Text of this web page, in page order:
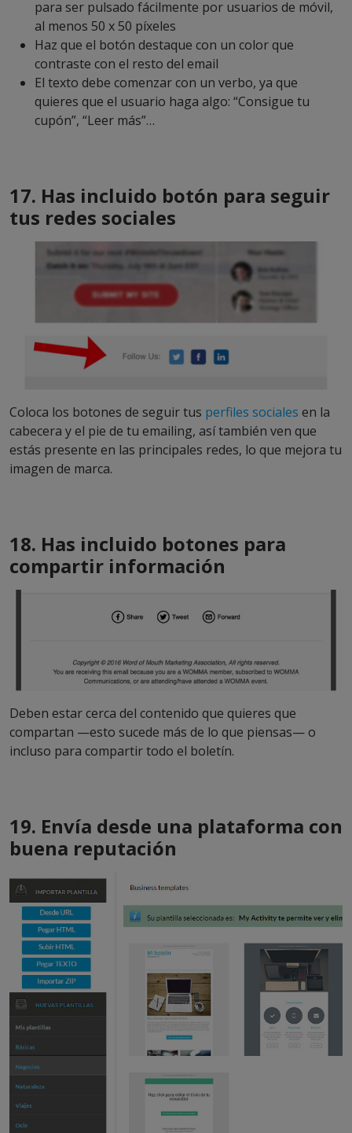
para ser pulsado fácilmente por usuarios de móvil,
al menos 50 x 50 píxeles
Haz que el botón destaque con un color que
contraste con el resto del email
El texto debe comenzar con un verbo, ya que
quieres que el usuario haga algo: “Consigue tu
cupón”, “Leer más”…
17. Has incluido botón para seguir
tus redes sociales
Coloca los botones de seguir tus perfiles sociales en la
cabecera y el pie de tu emailing, así también ven que
estás presente en las principales redes, lo que mejora tu
imagen de marca.
18. Has incluido botones para
compartir información
Deben estar cerca del contenido que quieres que
compartan —esto sucede más de lo que piensas— o
incluso para compartir todo el boletín.
19. Envía desde una plataforma con
buena reputación